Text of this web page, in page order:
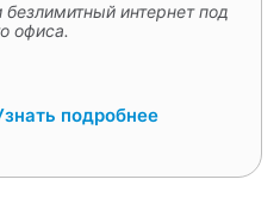
интернет под
офиса.
подробнее